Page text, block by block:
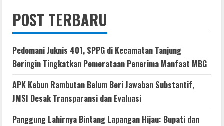
POST TERBARU
Pedomani Juknis 401, SPPG di Kecamatan Tanjung
Beringin Tingkatkan Pemerataan Penerima Manfaat MBG
APK Kebun Rambutan Belum Beri Jawaban Substantif,
JMSI Desak Transparansi dan Evaluasi
Panggung Lahirnya Bintang Lapangan Hijau: Bupati dan